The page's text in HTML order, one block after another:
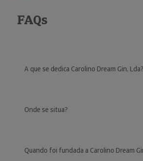
FAQs
A que se dedica Carolino Dream Gin, Lda?
Onde se situa?
Quando foi fundada a Carolino Dream